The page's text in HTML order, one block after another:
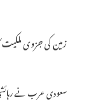
زمین کی جزوی
سعودی عرب نے